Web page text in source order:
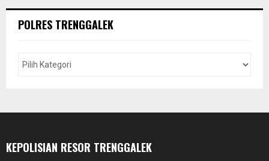
hPOLRES TRENGGALEK
KEPOLISIAN RESOR TRENGGALEK